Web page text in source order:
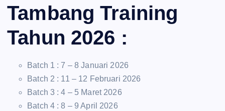
Tambang Training
Tahun 2026 :
Batch 1 : 7 – 8 Januari 2026
Batch 2 : 11 – 12 Februari 2026
Batch 3 : 4 – 5 Maret 2026
Batch 4 : 8 – 9 April 2026